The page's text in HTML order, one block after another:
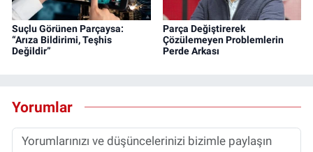
Suçlu Görünen Parçaysa:
“Arıza Bildirimi, Teşhis
Değildir”
Parça Değiştirerek
Çözülemeyen Problemlerin
Perde Arkası
Yorumlar